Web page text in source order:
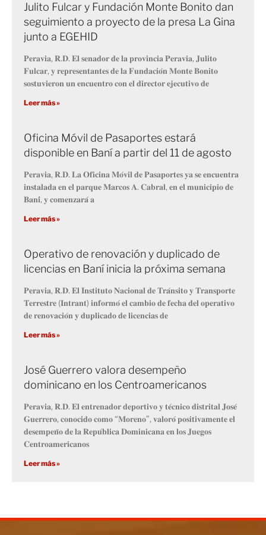
Julito Fulcar y Fundación Monte Bonito dan
seguimiento a proyecto de la presa La Gina
junto a EGEHID
𝐏𝐞𝐫𝐚𝐯𝐢𝐚, 𝐑.𝐃. 𝐄𝐥 𝐬𝐞𝐧𝐚𝐝𝐨𝐫 𝐝𝐞 𝐥𝐚 𝐩𝐫𝐨𝐯𝐢𝐧𝐜𝐢𝐚 𝐏𝐞𝐫𝐚𝐯𝐢𝐚, 𝐉𝐮𝐥𝐢𝐭𝐨
𝐅𝐮𝐥𝐜𝐚𝐫, 𝐲 𝐫𝐞𝐩𝐫𝐞𝐬𝐞𝐧𝐭𝐚𝐧𝐭𝐞𝐬 𝐝𝐞 𝐥𝐚 𝐅𝐮𝐧𝐝𝐚𝐜𝐢𝐨́𝐧 𝐌𝐨𝐧𝐭𝐞 𝐁𝐨𝐧𝐢𝐭𝐨
𝐬𝐨𝐬𝐭𝐮𝐯𝐢𝐞𝐫𝐨𝐧 𝐮𝐧 𝐞𝐧𝐜𝐮𝐞𝐧𝐭𝐫𝐨 𝐜𝐨𝐧 𝐞𝐥 𝐝𝐢𝐫𝐞𝐜𝐭𝐨𝐫 𝐞𝐣𝐞𝐜𝐮𝐭𝐢𝐯𝐨 𝐝𝐞
Leer más »
Oficina Móvil de Pasaportes estará
disponible en Baní a partir del 11 de agosto
𝐏𝐞𝐫𝐚𝐯𝐢𝐚, 𝐑.𝐃. 𝐋𝐚 𝐎𝐟𝐢𝐜𝐢𝐧𝐚 𝐌𝐨́𝐯𝐢𝐥 𝐝𝐞 𝐏𝐚𝐬𝐚𝐩𝐨𝐫𝐭𝐞𝐬 𝐲𝐚 𝐬𝐞 𝐞𝐧𝐜𝐮𝐞𝐧𝐭𝐫𝐚
𝐢𝐧𝐬𝐭𝐚𝐥𝐚𝐝𝐚 𝐞𝐧 𝐞𝐥 𝐩𝐚𝐫𝐪𝐮𝐞 𝐌𝐚𝐫𝐜𝐨𝐬 𝐀. 𝐂𝐚𝐛𝐫𝐚𝐥, 𝐞𝐧 𝐞𝐥 𝐦𝐮𝐧𝐢𝐜𝐢𝐩𝐢𝐨 𝐝𝐞
𝐁𝐚𝐧𝐢́, 𝐲 𝐜𝐨𝐦𝐞𝐧𝐳𝐚𝐫𝐚́ 𝐚
Leer más »
Operativo de renovación y duplicado de
licencias en Baní inicia la próxima semana
𝐏𝐞𝐫𝐚𝐯𝐢𝐚, 𝐑.𝐃. 𝐄𝐥 𝐈𝐧𝐬𝐭𝐢𝐭𝐮𝐭𝐨 𝐍𝐚𝐜𝐢𝐨𝐧𝐚𝐥 𝐝𝐞 𝐓𝐫𝐚́𝐧𝐬𝐢𝐭𝐨 𝐲 𝐓𝐫𝐚𝐧𝐬𝐩𝐨𝐫𝐭𝐞
𝐓𝐞𝐫𝐫𝐞𝐬𝐭𝐫𝐞 (𝐈𝐧𝐭𝐫𝐚𝐧𝐭) 𝐢𝐧𝐟𝐨𝐫𝐦𝐨́ 𝐞𝐥 𝐜𝐚𝐦𝐛𝐢𝐨 𝐝𝐞 𝐟𝐞𝐜𝐡𝐚 𝐝𝐞𝐥 𝐨𝐩𝐞𝐫𝐚𝐭𝐢𝐯𝐨
𝐝𝐞 𝐫𝐞𝐧𝐨𝐯𝐚𝐜𝐢𝐨́𝐧 𝐲 𝐝𝐮𝐩𝐥𝐢𝐜𝐚𝐝𝐨 𝐝𝐞 𝐥𝐢𝐜𝐞𝐧𝐜𝐢𝐚𝐬 𝐝𝐞
Leer más »
José Guerrero valora desempeño
dominicano en los Centroamericanos
𝐏𝐞𝐫𝐚𝐯𝐢𝐚, 𝐑.𝐃. 𝐄𝐥 𝐞𝐧𝐭𝐫𝐞𝐧𝐚𝐝𝐨𝐫 𝐝𝐞𝐩𝐨𝐫𝐭𝐢𝐯𝐨 𝐲 𝐭𝐞́𝐜𝐧𝐢𝐜𝐨 𝐝𝐢𝐬𝐭𝐫𝐢𝐭𝐚𝐥 𝐉𝐨𝐬𝐞́
𝐆𝐮𝐞𝐫𝐫𝐞𝐫𝐨, 𝐜𝐨𝐧𝐨𝐜𝐢𝐝𝐨 𝐜𝐨𝐦𝐨 “𝐌𝐨𝐫𝐞𝐧𝐨”, 𝐯𝐚𝐥𝐨𝐫𝐨́ 𝐩𝐨𝐬𝐢𝐭𝐢𝐯𝐚𝐦𝐞𝐧𝐭𝐞 𝐞𝐥
𝐝𝐞𝐬𝐞𝐦𝐩𝐞𝐧̃𝐨 𝐝𝐞 𝐥𝐚 𝐑𝐞𝐩𝐮́𝐛𝐥𝐢𝐜𝐚 𝐃𝐨𝐦𝐢𝐧𝐢𝐜𝐚𝐧𝐚 𝐞𝐧 𝐥𝐨𝐬 𝐉𝐮𝐞𝐠𝐨𝐬
𝐂𝐞𝐧𝐭𝐫𝐨𝐚𝐦𝐞𝐫𝐢𝐜𝐚𝐧𝐨𝐬
Leer más »